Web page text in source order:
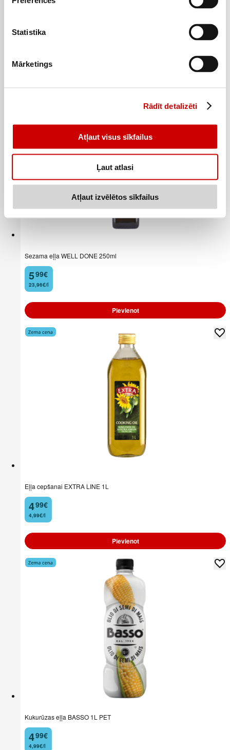
Statistika
Mārketings
Rādīt detalizēti
Atļaut visus sīkfailus
Ļaut atlasi
Atļaut izvēlētos sīkfailus
Sezama eļļa WELL DONE 250ml
5
. 99€
23,96€/l
Pievienot
Eļļa cepšanai EXTRA LINE 1L
4
. 99€
4,99€/l
Pievienot
Kukurūzas eļļa BASSO 1L PET
4
. 99€
4,99€/l